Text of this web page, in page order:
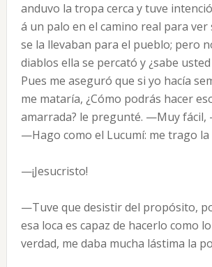
anduvo la tropa cerca y tuve
á un palo en el camino real para ver
se la llevaban para el pueblo; pero
diablos ella se percató y ¿sabe
Pues me aseguró que si yo hacía
me mataría, ¿Cómo podrás hacer
amarrada? le pregunté. —Muy fácil,
—Hago como el Lucumí: me trago
—¡Jesucristo!
—Tuve que desistir del propósito,
esa loca es capaz de hacerlo como
verdad, me daba mucha lástima la